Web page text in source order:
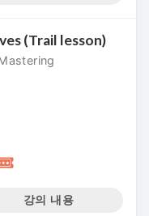
(Trail lesson)
강의 내용